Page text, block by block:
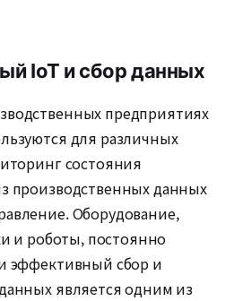
IoT и сбор данных
предприятиях
для различных
состояния
производственных данных
Оборудование,
и роботы, постоянно
эффективный сбор и
является одним из